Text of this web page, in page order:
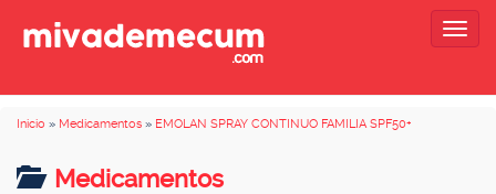
Inicio » Medicamentos » EMOLAN SPRAY CONTINUO FAMILIA SPF50+
Medicamentos